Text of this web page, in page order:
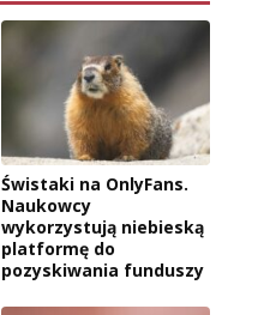
Świstaki na OnlyFans.
Naukowcy
wykorzystują niebieską
platformę do
pozyskiwania funduszy